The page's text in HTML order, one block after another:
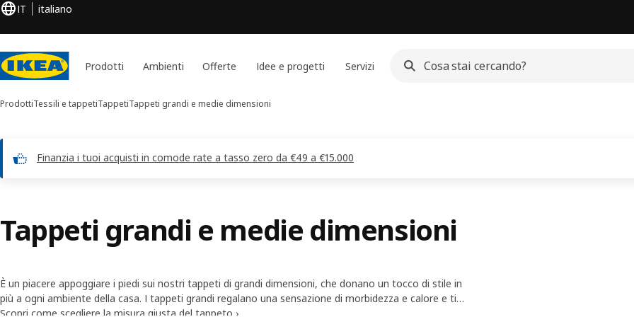
IT italiano
Prodotti Ambienti Offerte Idee e progetti Servizi
ProdottiTessili e tappetiTappetiTappeti grandi e medie dimensioni
Finanzia i tuoi acquisti in comode rate a tasso zero da €49 a €15.000
Tappeti grandi e medie dimensioni
È un piacere appoggiare i piedi sui nostri tappeti di grandi dimensioni, che donano un tocco di stile in
più a ogni ambiente della casa. I tappeti grandi regalano una sensazione di morbidezza e calore e ti
aiutano a creare un’area relax con divani e poltrone. Scopri i nostri tappeti grandi per il soggiorno e il
Scopri come scegliere la misura giusta del tappeto ›